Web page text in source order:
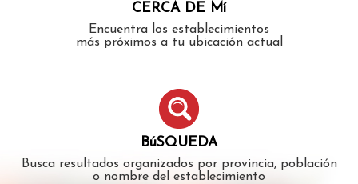
CERCA DE Mí
Encuentra los establecimientos
más próximos a tu ubicación actual
BúSQUEDA
Busca resultados organizados por provincia, población
o nombre del establecimiento